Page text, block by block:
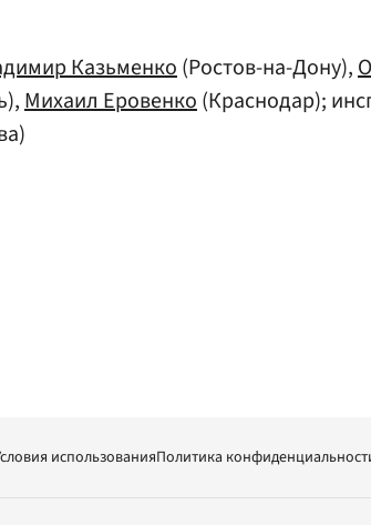
Казьменко(Ростов-на-Дону),
Михаил Еровенко(Краснодар);
использованияПолитика